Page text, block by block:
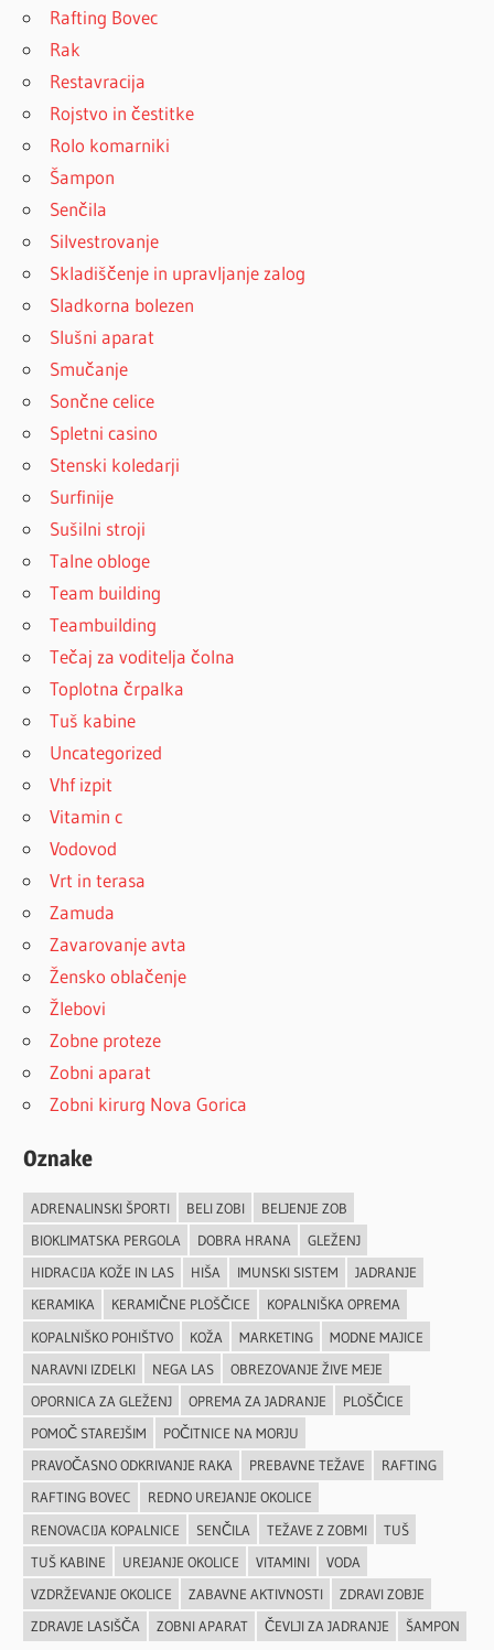
Rafting Bovec
Rak
Restavracija
Rojstvo in čestitke
Rolo komarniki
Šampon
Senčila
Silvestrovanje
Skladiščenje in upravljanje zalog
Sladkorna bolezen
Slušni aparat
Smučanje
Sončne celice
Spletni casino
Stenski koledarji
Surfinije
Sušilni stroji
Talne obloge
Team building
Teambuilding
Tečaj za voditelja čolna
Toplotna črpalka
Tuš kabine
Uncategorized
Vhf izpit
Vitamin c
Vodovod
Vrt in terasa
Zamuda
Zavarovanje avta
Žensko oblačenje
Žlebovi
Zobne proteze
Zobni aparat
Zobni kirurg Nova Gorica
Oznake
ADRENALINSKI ŠPORTI BELI ZOBI
BELJENJE ZOB
BIOKLIMATSKA PERGOLA
DOBRA HRANA
GLEŽENJ
HIDRACIJA KOŽE IN LAS
HIŠA IMUNSKI SISTEM
JADRANJE
KERAMIKA
KERAMIČNE PLOŠČICE
KOPALNIŠKA OPREMA
KOPALNIŠKO POHIŠTVO
KOŽA MARKETING
MODNE MAJICE
NARAVNI IZDELKI
NEGA LAS
OBREZOVANJE ŽIVE MEJE
OPORNICA ZA GLEŽENJ
OPREMA ZA JADRANJE
PLOŠČICE
POMOČ STAREJŠIM
POČITNICE NA MORJU
PRAVOČASNO ODKRIVANJE RAKA
PREBAVNE TEŽAVE
RAFTING
RAFTING BOVEC
REDNO UREJANJE OKOLICE
RENOVACIJA KOPALNICE
SENČILA TEŽAVE Z ZOBMI
TUŠ
TUŠ KABINE
UREJANJE OKOLICE VITAMINI
VODA
VZDRŽEVANJE OKOLICE
ZABAVNE AKTIVNOSTI
ZDRAVI ZOBJE
ZDRAVJE LASIŠČA
ZOBNI APARAT ČEVLJI ZA JADRANJE ŠAMPON